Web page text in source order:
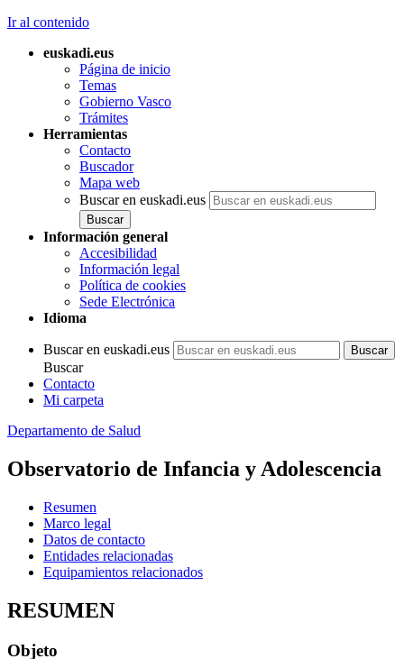
Ir al contenido
euskadi.eus
Página de inicio
Temas
Gobierno Vasco
Trámites
Herramientas
Contacto
Buscador
Mapa web
Buscar en euskadi.eus
Información general
Accesibilidad
Información legal
Política de cookies
Sede Electrónica
Idioma
Buscar en euskadi.eus
Buscar
Contacto
Mi carpeta
Departamento de Salud
Observatorio de Infancia y Adolescencia
Resumen
Marco legal
Datos de contacto
Entidades relacionadas
Equipamientos relacionados
RESUMEN
Objeto